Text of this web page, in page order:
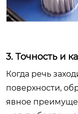
3. Точность и
Когда речь
поверхности,
явное